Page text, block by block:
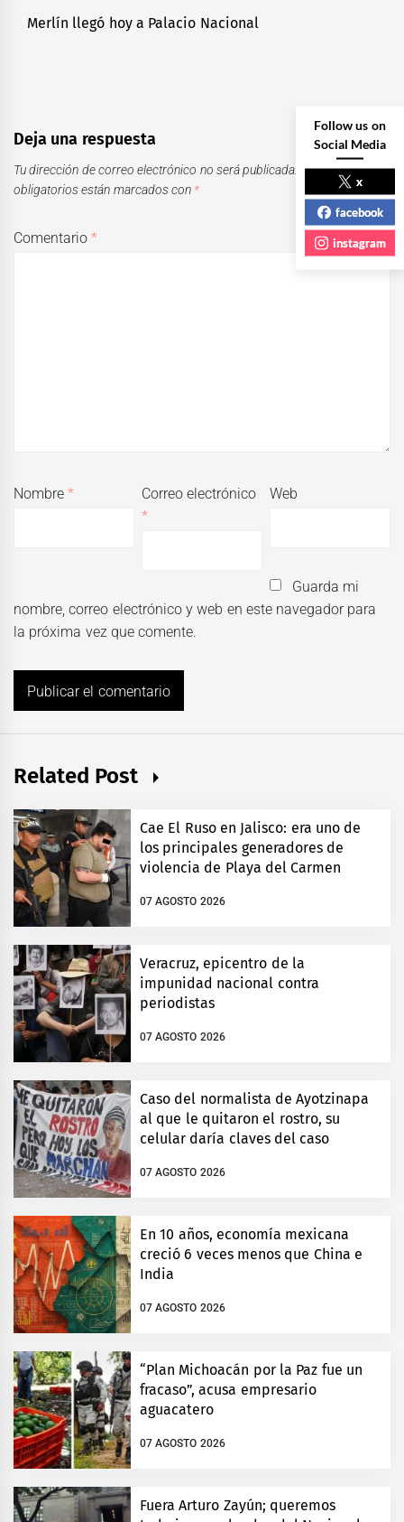
Next
Merlín llegó hoy a Palacio Nacional
Deja una respuesta
Tu dirección de correo electrónico no será publicada.
Los campos
obligatorios están marcados con *
Comentario*
Nombre*
Correo electrónico
*
Web
Guarda mi
nombre, correo electrónico y web en este navegador para
la próxima vez que comente.
Related Post
Cae El Ruso en Jalisco: era uno de
los principales generadores de
violencia de Playa del Carmen
07 AGOSTO 2026
Veracruz, epicentro de la
impunidad nacional contra
periodistas
07 AGOSTO 2026
Caso del normalista de Ayotzinapa
al que le quitaron el rostro, su
celular daría claves del caso
07 AGOSTO 2026
En 10 años, economía mexicana
creció 6 veces menos que China e
India
07 AGOSTO 2026
“Plan Michoacán por la Paz fue un
fracaso”, acusa empresario
aguacatero
07 AGOSTO 2026
Fuera Arturo Zayún; queremos
Follow us on
Social Media
x
facebook
instagram